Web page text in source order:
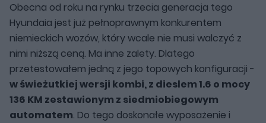
Obecna od roku na rynku trzecia generacja tego
Hyundaia jest już pełnoprawnym konkurentem
niemieckich wozów, który wcale nie musi walczyć z
nimi niższą ceną. Ma inne zalety. Dlatego
przetestowałem jedną z jego topowych konfiguracji -
w świeżutkiej wersji kombi, z dieslem 1.6 o mocy
136 KM zestawionym z siedmiobiegowym
automatem. Do tego doskonałe wyposażenie i